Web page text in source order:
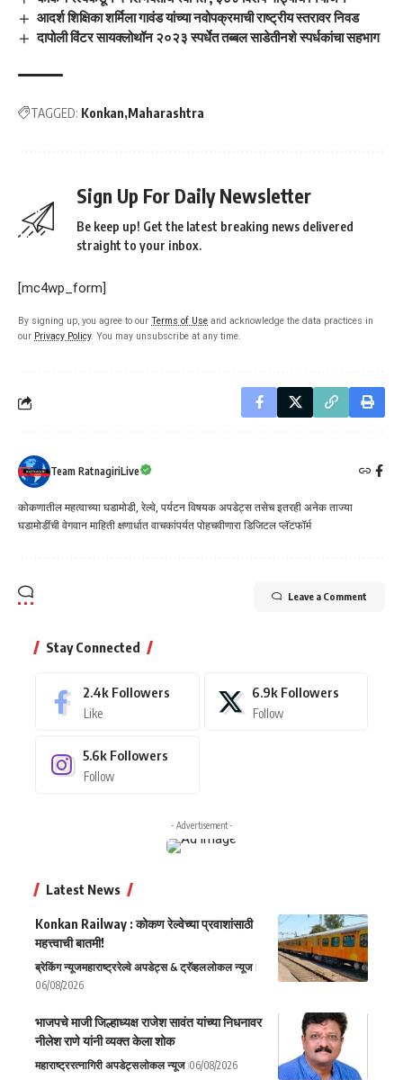
आदर्श शिक्षिका शर्मिला गावंड यांच्या नवोपक्रमाची राष्ट्रीय स्तरावर निवड
दापोली विंटर सायक्लोथॉन २०२३ स्पर्धेत तब्बल साडेतीनशे स्पर्धकांचा सहभाग
TAGGED: Konkan Maharashtra
Sign Up For Daily Newsletter
Be keep up! Get the latest breaking news delivered
straight to your inbox.
[mc4wp_form]
By signing up, you agree to our Terms of Use and acknowledge the data practices in
our Privacy Policy. You may unsubscribe at any time.
Team RatnagiriLive
कोकणातील महत्वाच्या घडामोडी, रेल्वे, पर्यटन विषयक अपडेट्स तसेच इतरही अनेक ताज्या
घडामोडींची वेगवान माहिती क्षणार्धात वाचकांपर्यत पोहचवीणारा डिजिटल प्लॅटफॉर्म
Leave a Comment
Stay Connected
2.4k Followers
Like
6.9k Followers
Follow
5.6k Followers
Follow
- Advertisement -
Latest News
Konkan Railway : कोकण रेल्वेच्या प्रवाशांसाठी
महत्त्वाची बातमी!
ब्रेकिंग न्यूजमहाराष्ट्ररेल्वे अपडेट्स & ट्रॅव्हललोकल न्यूज
06/08/2026
भाजपचे माजी जिल्हाध्यक्ष राजेश सावंत यांच्या निधनावर
नीलेश राणे यांनी व्यक्त केला शोक
महाराष्ट्ररत्नागिरी अपडेट्सलोकल न्यूज 06/08/2026